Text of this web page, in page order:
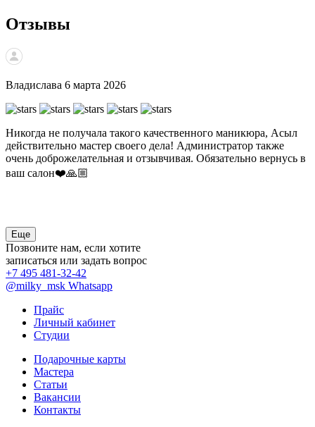
Отзывы
Владислава 6 марта 2026
Никогда не получала такого качественного маникюра, Асыл
действительно мастер своего дела! Администратор также
очень доброжелательная и отзывчивая. Обязательно вернусь в
ваш салон❤️🙏🏼
Еще
Позвоните нам, если хотите
записаться или задать вопрос
+7 495 481-32-42
@milky_msk Whatsapp
Прайс
Личный кабинет
Студии
Подарочные карты
Мастера
Статьи
Вакансии
Контакты